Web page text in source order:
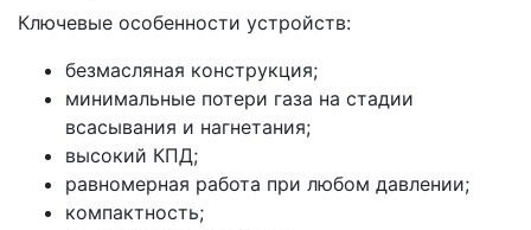
Ключевые особенности устройств:
безмасляная конструкция;
минимальные потери газа на стадии
всасывания и нагнетания;
высокий КПД;
равномерная работа при любом давлении;
компактность;